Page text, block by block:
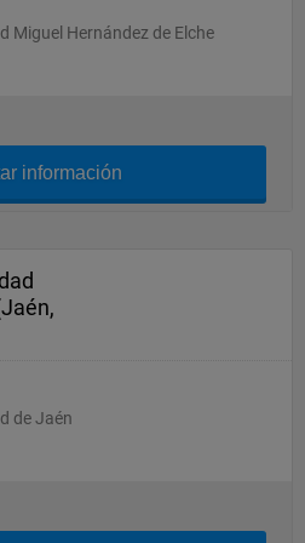
Miguel Hernández de Elche
información
de Jaén